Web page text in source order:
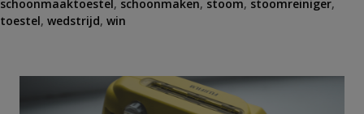
a
g
schoonmaaktoestel, schoonmaken, stoom, stoomreiniger,
toestel, wedstrijd, win